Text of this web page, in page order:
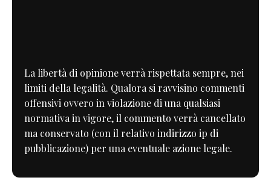
La libertà di opinione verrà rispettata sempre, nei
limiti della legalità. Qualora si ravvisino commenti
offensivi ovvero in violazione di una qualsiasi
normativa in vigore, il commento verrà cancellato
ma conservato (con il relativo indirizzo ip di
pubblicazione) per una eventuale azione legale.